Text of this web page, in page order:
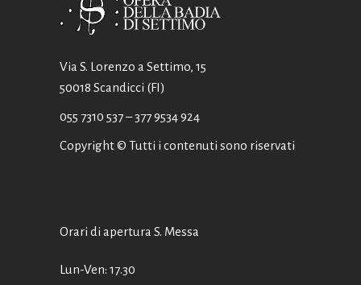
Via S. Lorenzo a Settimo, 15
50018 Scandicci (FI)
055 7310 537– 377 9534 924
Copyright © Tutti i contenuti sono riservati
Orari di apertura S. Messa
Lun-Ven: 17.30